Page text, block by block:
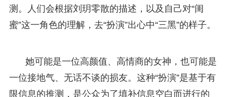
测。人们会根据刘玥零散的描述，以及自己对“闺
蜜”这一角色的理解，去“扮演”出心中“三黑”的样子。
她可能是一位高颜值、高情商的女神，也可能是
一位接地气、无话不谈的损友。这种“扮演”是基于有
限信息的推测，是公众为了填补信息空白而进行的